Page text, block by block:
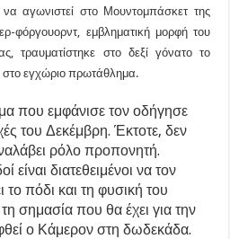
αγωνιστεί στο Μουντομπάσκετ της
φόργουορντ, εμβληματική μορφή του
τραυματίστηκε στο δεξί γόνατο το
στο εγχώριο πρωτάθλημα.
που εμφάνισε τον οδήγησε
του Δεκέμβρη. Έκτοτε, δεν
ρόλο προπονητή.
είναι διατεθειμένοι να τον
το πόδι και τη φυσική του
σημασία που θα έχει για την
ο Κάμερον στη δωδεκάδα.